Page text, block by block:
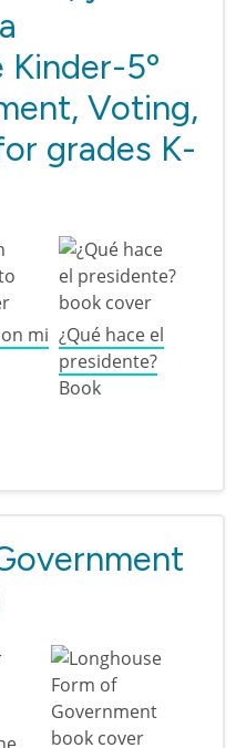
5º
Voting,
grades K-
mi ¿Qué hace el
presidente?
Book